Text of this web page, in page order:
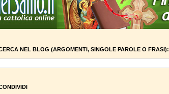
NEL BLOG (ARGOMENTI, SINGOLE PAROLE O FRASI):